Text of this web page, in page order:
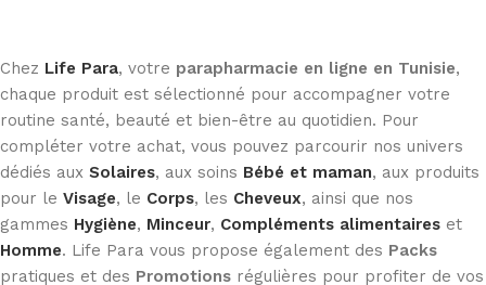
Chez Life Para, votre parapharmacie en ligne en Tunisie,
chaque produit est sélectionné pour accompagner votre
routine santé, beauté et bien-être au quotidien. Pour
compléter votre achat, vous pouvez parcourir nos univers
dédiés aux Solaires, aux soins Bébé et maman, aux produits
pour le Visage, le Corps, les Cheveux, ainsi que nos
gammes Hygiène, Minceur, Compléments alimentaires et
Homme. Life Para vous propose également des Packs
pratiques et des Promotions régulières pour profiter de vos